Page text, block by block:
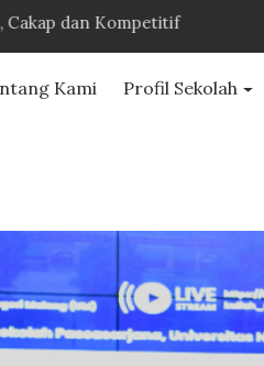
dan Kompetitif
Kami Profil Sekolah